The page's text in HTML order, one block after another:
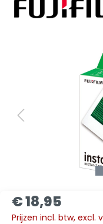
€ 18,95
Prijzen incl. btw, excl.